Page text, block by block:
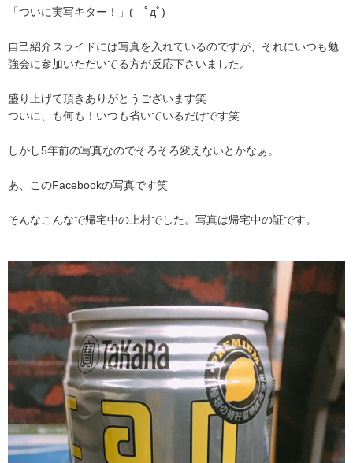
「ついに実写キター！」( ﾟдﾟ)
自己紹介スライドには写真を入れているのですが、それにいつも勉
強会に参加いただいてる方が反応下さいました。
盛り上げて頂きありがとうございます笑
ついに、も何も！いつも省いているだけです笑
しかし5年前の写真なのでそろそろ変えないとかなぁ。
あ、このFacebookの写真です笑
そんなこんなで帰宅中の上村でした。写真は帰宅中の証です。